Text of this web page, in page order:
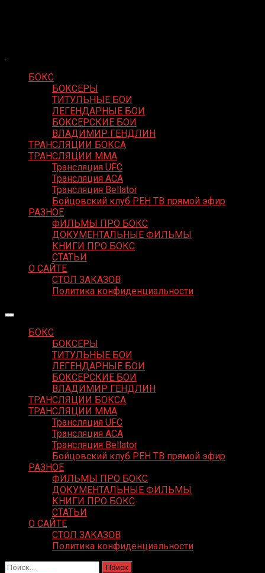
БОКС
БОКСЕРЫ
ТИТУЛЬНЫЕ БОИ
ЛЕГЕНДАРНЫЕ БОИ
БОКСЕРСКИЕ БОИ
ВЛАДИМИР ГЕНДЛИН
ТРАНСЛЯЦИИ БОКСА
ТРАНСЛЯЦИИ MMA
Трансляция UFC
Трансляция ACA
Трансляция Bellator
Бойцовский клуб РЕН ТВ прямой эфир
РАЗНОЕ
ФИЛЬМЫ ПРО БОКС
ДОКУМЕНТАЛЬНЫЕ ФИЛЬМЫ
КНИГИ ПРО БОКС
СТАТЬИ
О САЙТЕ
СТОЛ ЗАКАЗОВ
Политика конфиденциальности
БОКС
БОКСЕРЫ
ТИТУЛЬНЫЕ БОИ
ЛЕГЕНДАРНЫЕ БОИ
БОКСЕРСКИЕ БОИ
ВЛАДИМИР ГЕНДЛИН
ТРАНСЛЯЦИИ БОКСА
ТРАНСЛЯЦИИ MMA
Трансляция UFC
Трансляция ACA
Трансляция Bellator
Бойцовский клуб РЕН ТВ прямой эфир
РАЗНОЕ
ФИЛЬМЫ ПРО БОКС
ДОКУМЕНТАЛЬНЫЕ ФИЛЬМЫ
КНИГИ ПРО БОКС
СТАТЬИ
О САЙТЕ
СТОЛ ЗАКАЗОВ
Политика конфиденциальности
Найти: